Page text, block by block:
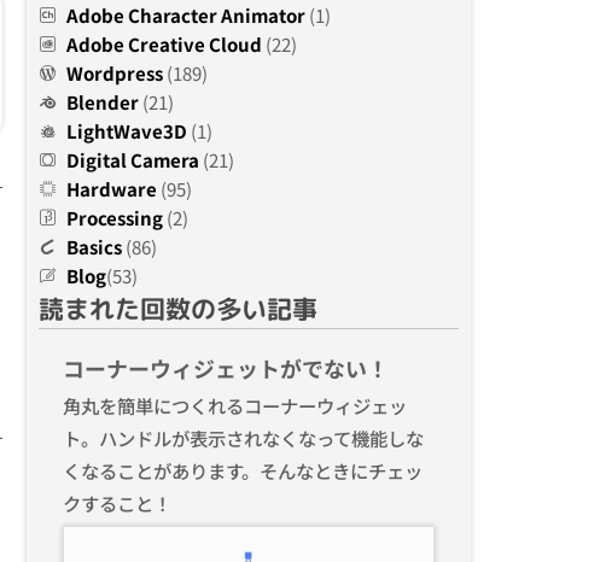
Adobe Character Animator(1)
Adobe Creative Cloud (22)
Wordpress(189)
Blender(21)
LightWave3D (1)
Digital Camera (21)
Hardware (95)
Processing(2)
Basics(86)
Blog(53)
読まれた回数の多い記事
コーナーウィジェットがでない！
角丸を簡単につくれるコーナーウィジェッ
ト。ハンドルが表示されなくなって機能しな
くなることがあります。そんなときにチェッ
クすること！